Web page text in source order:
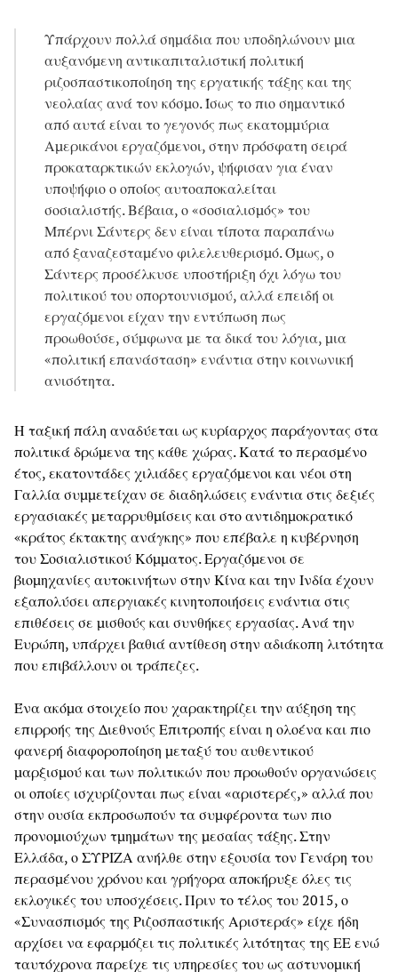
Υπάρχουν πολλά σημάδια που υποδηλώνουν μια
αυξανόμενη αντικαπιταλιστική πολιτική
ριζοσπαστικοποίηση της εργατικής τάξης και της
νεολαίας ανά τον κόσμο. Ίσως το πιο σημαντικό
από αυτά είναι το γεγονός πως εκατομμύρια
Αμερικάνοι εργαζόμενοι, στην πρόσφατη σειρά
προκαταρκτικών εκλογών, ψήφισαν για έναν
υποψήφιο ο οποίος αυτοαποκαλείται
σοσιαλιστής. Βέβαια, ο «σοσιαλισμός» του
Μπέρνι Σάντερς δεν είναι τίποτα παραπάνω
από ξαναζεσταμένο φιλελευθερισμό. Όμως, ο
Σάντερς προσέλκυσε υποστήριξη όχι λόγω του
πολιτικού του οπορτουνισμού, αλλά επειδή οι
εργαζόμενοι είχαν την εντύπωση πως
προωθούσε, σύμφωνα με τα δικά του λόγια, μια
«πολιτική επανάσταση» ενάντια στην κοινωνική
ανισότητα.
Η ταξική πάλη αναδύεται ως κυρίαρχος παράγοντας στα
πολιτικά δρώμενα της κάθε χώρας. Κατά το περασμένο
έτος, εκατοντάδες χιλιάδες εργαζόμενοι και νέοι στη
Γαλλία συμμετείχαν σε διαδηλώσεις ενάντια στις δεξιές
εργασιακές μεταρρυθμίσεις και στο αντιδημοκρατικό
«κράτος έκτακτης ανάγκης» που επέβαλε η κυβέρνηση
του Σοσιαλιστικού Κόμματος. Εργαζόμενοι σε
βιομηχανίες αυτοκινήτων στην Κίνα και την Ινδία έχουν
εξαπολύσει απεργιακές κινητοποιήσεις ενάντια στις
επιθέσεις σε μισθούς και συνθήκες εργασίας. Ανά την
Ευρώπη, υπάρχει βαθιά αντίθεση στην αδιάκοπη λιτότητα
που επιβάλλουν οι τράπεζες.
Ένα ακόμα στοιχείο που χαρακτηρίζει την αύξηση της
επιρροής της Διεθνούς Επιτροπής είναι η ολοένα και πιο
φανερή διαφοροποίηση μεταξύ του αυθεντικού
μαρξισμού και των πολιτικών που προωθούν οργανώσεις
οι οποίες ισχυρίζονται πως είναι «αριστερές,» αλλά που
στην ουσία εκπροσωπούν τα συμφέροντα των πιο
προνομιούχων τμημάτων της μεσαίας τάξης. Στην
Ελλάδα, ο ΣΥΡΙΖΑ ανήλθε στην εξουσία τον Γενάρη του
περασμένου χρόνου και γρήγορα αποκήρυξε όλες τις
εκλογικές του υποσχέσεις. Πριν το τέλος του 2015, ο
«Συνασπισμός της Ριζοσπαστικής Αριστεράς» είχε ήδη
αρχίσει να εφαρμόζει τις πολιτικές λιτότητας της ΕΕ ενώ
ταυτόχρονα παρείχε τις υπηρεσίες του ως αστυνομική